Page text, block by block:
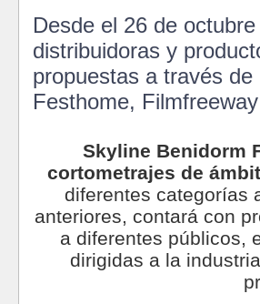
Desde el 26 de
distribuidoras y
propuestas a través de
Festhome,
Skyline Benidorm
cortometrajes de
diferentes categorías
anteriores, contará con
a diferentes públicos,
dirigidas a la